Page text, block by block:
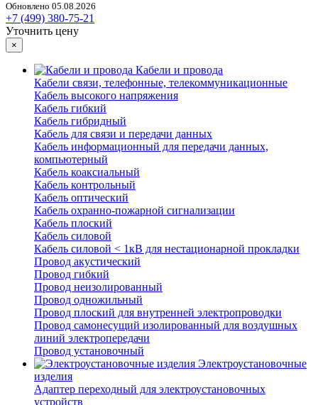
Обновлено 05.08.2026
+7 (499) 380-75-21
Уточнить цену
×
Кабели и провода
Кабели связи, телефонные, телекоммуникационные
Кабель высокого напряжения
Кабель гибкий
Кабель гибридный
Кабель для связи и передачи данных
Кабель информационный для передачи данных,
компьютерный
Кабель коаксиальный
Кабель контрольный
Кабель оптический
Кабель охранно-пожарной сигнализации
Кабель плоский
Кабель силовой
Кабель силовой < 1кВ для нестационарной прокладки
Провод акустический
Провод гибкий
Провод неизолированный
Провод одножильный
Провод плоский для внутренней электропроводки
Провод самонесущий изолированный для воздушных
линий электропередачи
Провод установочный
Электроустановочные
изделия
Адаптер переходный для электроустановочных
устройств